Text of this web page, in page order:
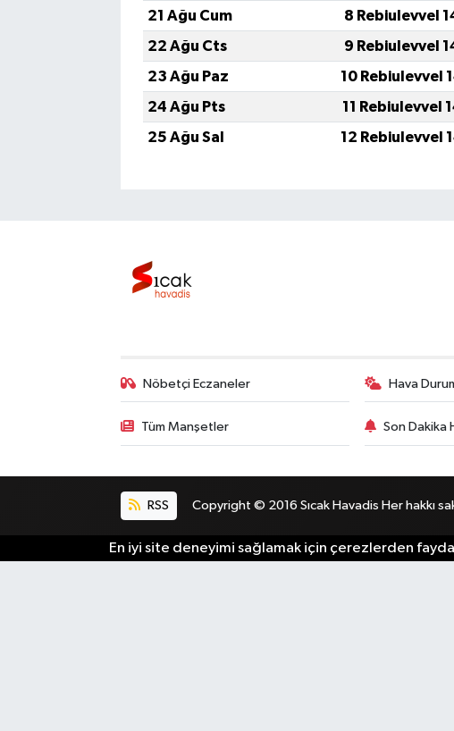
21 Ağu Cum
8 Rebiulevvel
22 Ağu Cts
9 Rebiulevvel
23 Ağu Paz
10 Rebiulevvel
24 Ağu Pts
11 Rebiulevvel
25 Ağu Sal
12 Rebiulevvel
Nöbetçi Eczaneler Hava
Tüm Manşetler Son Dakika
RSS Copyright © 2016 Sıcak Havadis Her hakkı
En iyi site deneyimi sağlamak için çerezlerden